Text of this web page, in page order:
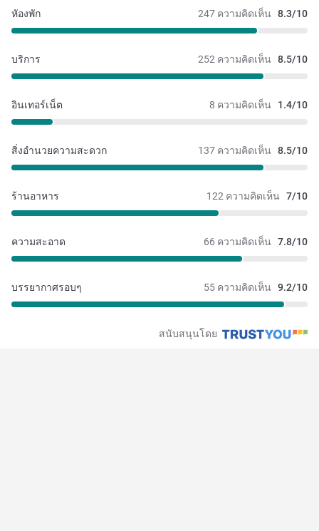
247 ความคิดเห็น 8.3/10
หัองพัก
252 ความคิดเห็น 8.5/10
บริการ
8 ความคิดเห็น 1.4/10
อินเทอร์เน็ต
137 ความคิดเห็น 8.5/10
สิ่งอำนวยความสะดวก
122 ความคิดเห็น 7/10
ร้านอาหาร
66 ความคิดเห็น 7.8/10
ความสะอาด
55 ความคิดเห็น 9.2/10
บรรยากาศรอบๆ
สนับสนุนโดย